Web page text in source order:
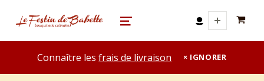
le festin de babette
"LE FESTIN DE BABETTE" – BOUQUINERIE GASTRONOMIQUE MENU
Connaître lesfrais de livraison IGNORER